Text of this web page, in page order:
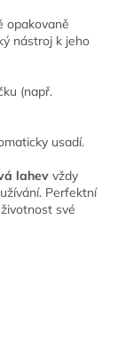
opakovaně
nástroj k jeho
(např.
usadí.
lahev vždy
Perfektní
své